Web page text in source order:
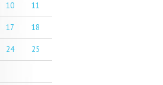
10 11
17 18
24 25